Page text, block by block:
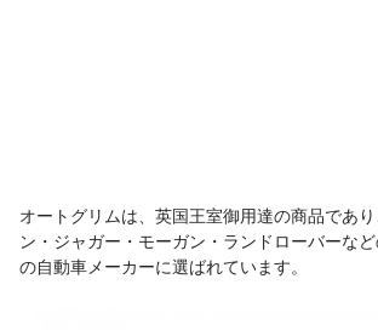
オートグリムは、英国王室御用達の商品であ
ン・ジャガー・モーガン・ランドローバーな
の自動車メーカーに選ばれています。